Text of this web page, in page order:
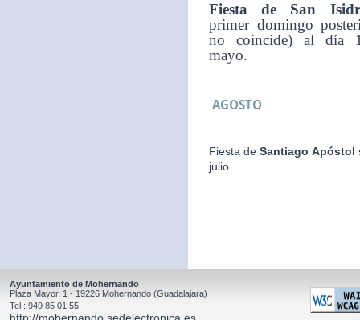
Fiesta de San
primer domingo
no coincide) al día
mayo.
AGOSTO
Fiesta deSantiago Apóstol
julio.
Ayuntamiento de Mohernando
Plaza Mayor, 1 - 19226 Mohernando (Guadalajara)
Tel.: 949 85 01 55